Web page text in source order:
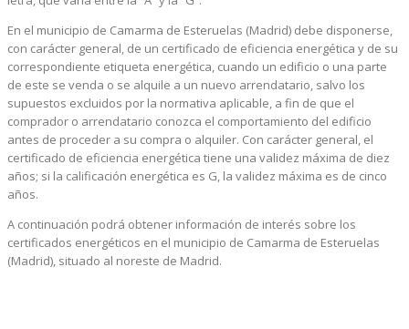
En el municipio de Camarma de Esteruelas (Madrid) debe disponerse,
con carácter general, de un certificado de eficiencia energética y de su
correspondiente etiqueta energética, cuando un edificio o una parte
de este se venda o se alquile a un nuevo arrendatario, salvo los
supuestos excluidos por la normativa aplicable, a fin de que el
comprador o arrendatario conozca el comportamiento del edificio
antes de proceder a su compra o alquiler. Con carácter general, el
certificado de eficiencia energética tiene una validez máxima de diez
años; si la calificación energética es G, la validez máxima es de cinco
años.
A continuación podrá obtener información de interés sobre los
certificados energéticos en el municipio de Camarma de Esteruelas
(Madrid), situado al noreste de Madrid.